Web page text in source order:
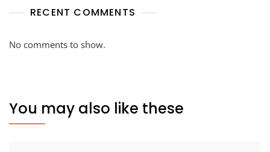
RECENT COMMENTS
No comments to show.
You may also like these